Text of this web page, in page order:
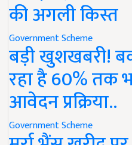
की अगली किस्त
Government Scheme
बड़ी खुशखबरी!
रहा है 60% तक
आवेदन प्रक्रिया..
Government Scheme